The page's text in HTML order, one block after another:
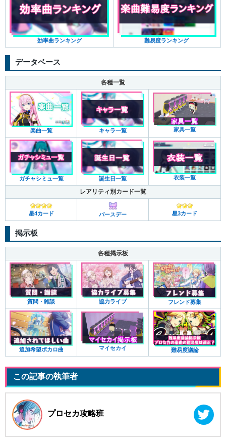
効率曲ランキング 難易度ランキング
データベース
各種一覧
楽曲一覧 キャラ一覧 家具一覧
ガチャシミュ一覧 誕生日一覧 衣装一覧
レアリティ別カード一覧
星4カード バースデー 星3カード
掲示板
各種掲示板
質問・雑談 協力ライブ フレンド募集
追加希望ボカロ曲 マイセカイ 難易度議論
この記事の執筆者
プロセカ攻略班